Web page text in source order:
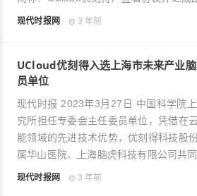
现代时报网 3 年前
UCloud优刻得入选上海市未来产业
员单位
现代时报 2023年3月27日 中国科学院
究所担任专委会主任委员单位，凭借在
能领域的先进技术优势，优刻得科技股
属华山医院、上海脑虎科技有限公司共
现代时报网 3 年前